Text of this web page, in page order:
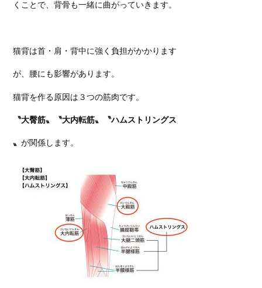
くことで、背骨も一緒に曲がっていきます。
猫背は首・肩・背中に強く負担がかかります
が、腰にも影響があります。
猫背を作る原因は３つの筋肉です。
〝大臀筋〟 〝大内転筋〟 〝ハムストリ ングス
〟が関係します。